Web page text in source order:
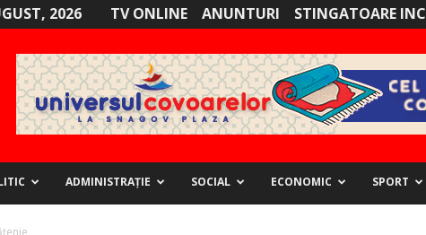
2026 TV ONLINE ANUNTURI STINGATOARE
ADMINISTRAȚIE SOCIAL ECONOMIC SPORT